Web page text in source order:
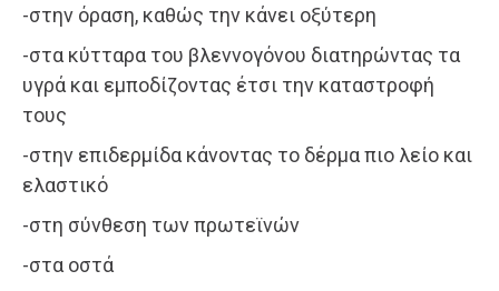
-στην όραση, καθώς την κάνει οξύτερη
-στα κύτταρα του βλεννογόνου διατηρώντας τα
υγρά και εμποδίζοντας έτσι την καταστροφή
τους
-στην επιδερμίδα κάνοντας το δέρμα πιο λείο και
ελαστικό
-στη σύνθεση των πρωτεϊνών
-στα οστά